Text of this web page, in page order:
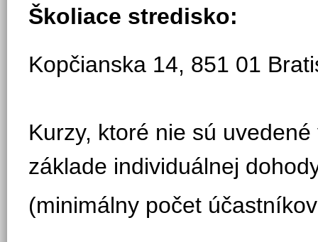
Školiace stredisko:
Kopčianska 14, 851 01
Kurzy, ktoré nie sú
základe individuálnej
(minimálny počet